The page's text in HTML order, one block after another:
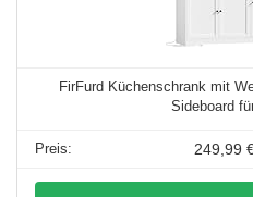
FirFurd Küchenschrank mit
Sideboard
249,99